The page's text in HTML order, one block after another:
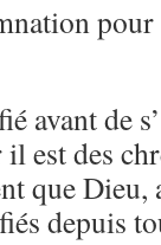
avant de
est des
que Dieu,
depuis